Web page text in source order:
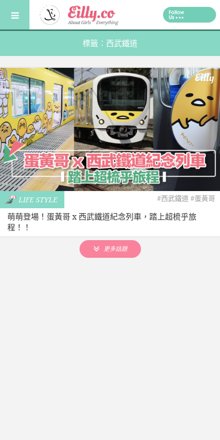
content
標籤：西武鐵道
LIFE STYLE #西武鐵道 #蛋黃哥
萌萌登場！蛋黃哥 x 西武鐵道紀念列車，踏上超梳乎旅
程！！
更多話題